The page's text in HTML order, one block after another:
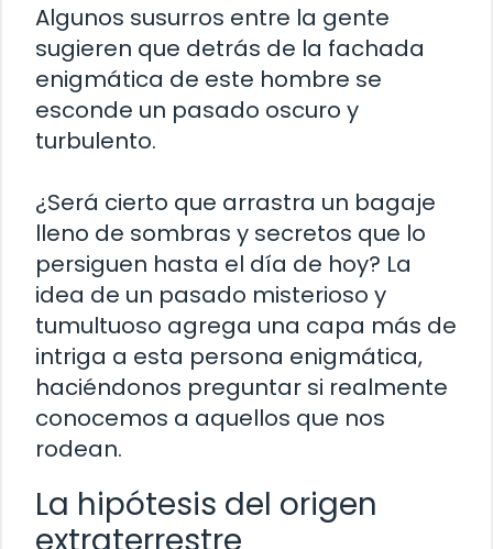
Algunos susurros entre la gente
sugieren que detrás de la fachada
enigmática de este hombre se
esconde un pasado oscuro y
turbulento.
¿Será cierto que arrastra un bagaje
lleno de sombras y secretos que lo
persiguen hasta el día de hoy? La
idea de un pasado misterioso y
tumultuoso agrega una capa más de
intriga a esta persona enigmática,
haciéndonos preguntar si realmente
conocemos a aquellos que nos
rodean.
La hipótesis del origen
extraterrestre